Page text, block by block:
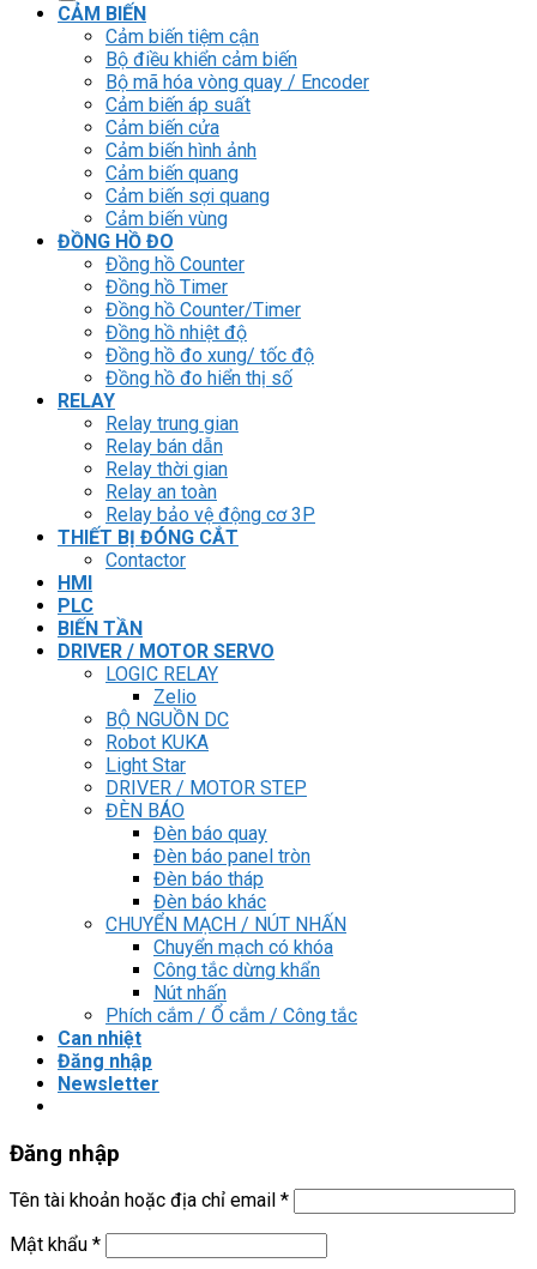
CẢM BIẾN
Cảm biến tiệm cận
Bộ điều khiển cảm biến
Bộ mã hóa vòng quay / Encoder
Cảm biến áp suất
Cảm biến cửa
Cảm biến hình ảnh
Cảm biến quang
Cảm biến sợi quang
Cảm biến vùng
ĐỒNG HỒ ĐO
Đồng hồ Counter
Đồng hồ Timer
Đồng hồ Counter/Timer
Đồng hồ nhiệt độ
Đồng hồ đo xung/ tốc độ
Đồng hồ đo hiển thị số
RELAY
Relay trung gian
Relay bán dẫn
Relay thời gian
Relay an toàn
Relay bảo vệ động cơ 3P
THIẾT BỊ ĐÓNG CẮT
Contactor
HMI
PLC
BIẾN TẦN
DRIVER / MOTOR SERVO
LOGIC RELAY
Zelio
BỘ NGUỒN DC
Robot KUKA
Light Star
DRIVER / MOTOR STEP
ĐÈN BÁO
Đèn báo quay
Đèn báo panel tròn
Đèn báo tháp
Đèn báo khác
CHUYỂN MẠCH / NÚT NHẤN
Chuyển mạch có khóa
Công tắc dừng khẩn
Nút nhấn
Phích cắm / Ổ cắm / Công tắc
Can nhiệt
Đăng nhập
Newsletter
Đăng nhập
Tên tài khoản hoặc địa chỉ email *
Mật khẩu *